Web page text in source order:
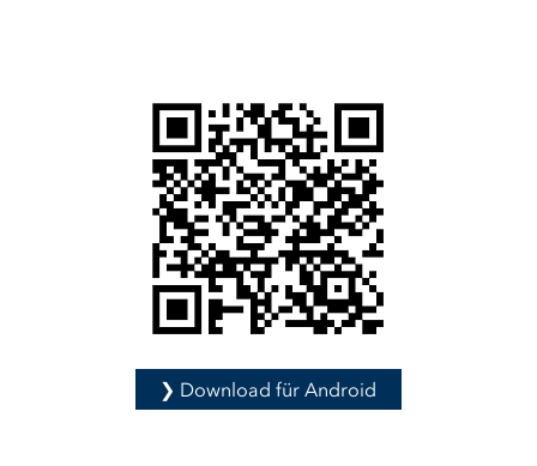
❯ Download für Android